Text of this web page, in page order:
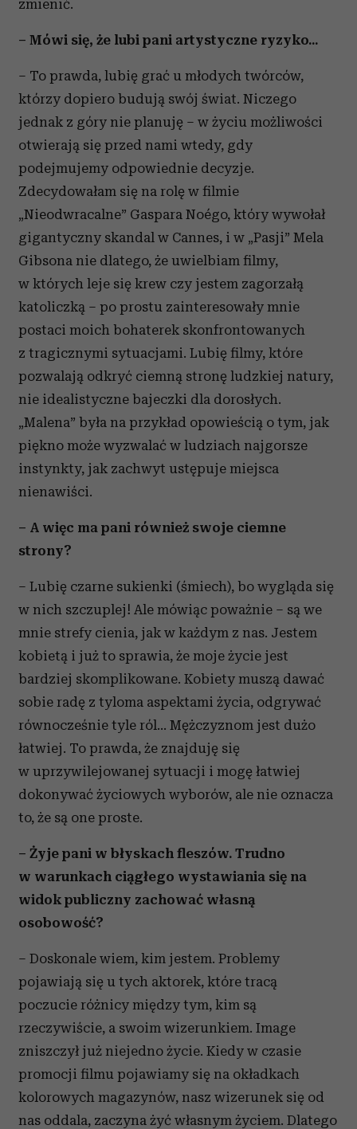
zmienić.
– Mówi się, że lubi pani artystyczne ryzyko...
– To prawda, lubię grać u młodych twórców,
którzy dopiero budują swój świat. Niczego
jednak z góry nie planuję – w życiu możliwości
otwierają się przed nami wtedy, gdy
podejmujemy odpowiednie decyzje.
Zdecydowałam się na rolę w filmie
„Nieodwracalne” Gaspara Noégo, który wywołał
gigantyczny skandal w Cannes, i w „Pasji” Mela
Gibsona nie dlatego, że uwielbiam filmy,
w których leje się krew czy jestem zagorzałą
katoliczką – po prostu zainteresowały mnie
postaci moich bohaterek skonfrontowanych
z tragicznymi sytuacjami. Lubię filmy, które
pozwalają odkryć ciemną stronę ludzkiej natury,
nie idealistyczne bajeczki dla dorosłych.
„Malena” była na przykład opowieścią o tym, jak
piękno może wyzwalać w ludziach najgorsze
instynkty, jak zachwyt ustępuje miejsca
nienawiści.
– A więc ma pani również swoje ciemne
strony?
– Lubię czarne sukienki (śmiech), bo wygląda się
w nich szczuplej! Ale mówiąc poważnie – są we
mnie strefy cienia, jak w każdym z nas. Jestem
kobietą i już to sprawia, że moje życie jest
bardziej skomplikowane. Kobiety muszą dawać
sobie radę z tyloma aspektami życia, odgrywać
równocześnie tyle ról... Mężczyznom jest dużo
łatwiej. To prawda, że znajduję się
w uprzywilejowanej sytuacji i mogę łatwiej
dokonywać życiowych wyborów, ale nie oznacza
to, że są one proste.
– Żyje pani w błyskach fleszów. Trudno
w warunkach ciągłego wystawiania się na
widok publiczny zachować własną
osobowość?
– Doskonale wiem, kim jestem. Problemy
pojawiają się u tych aktorek, które tracą
poczucie różnicy między tym, kim są
rzeczywiście, a swoim wizerunkiem. Image
zniszczył już niejedno życie. Kiedy w czasie
promocji filmu pojawiamy się na okładkach
kolorowych magazynów, nasz wizerunek się od
nas oddala, zaczyna żyć własnym życiem. Dlatego